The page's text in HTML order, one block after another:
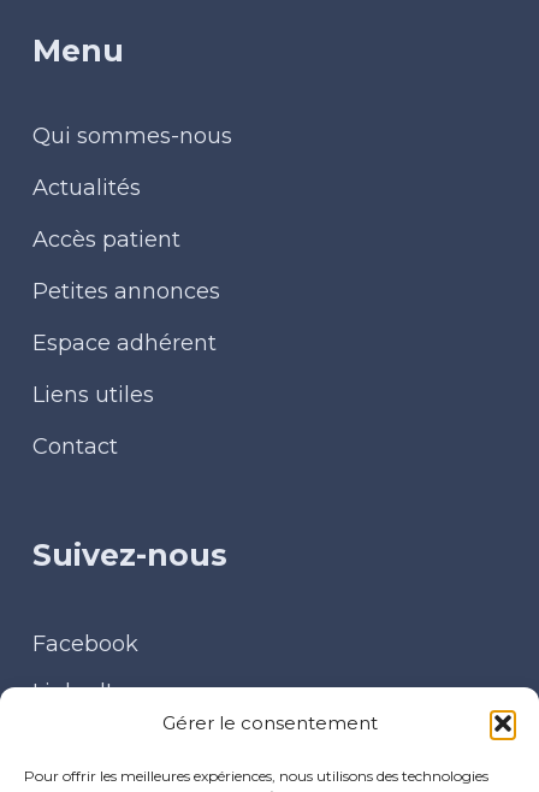
Gérer le consentement
Pour offrir les meilleures expériences, nous utilisons des technologies
Menu
Qui sommes-nous
Actualités
Accès patient
Petites annonces
Espace adhérent
Liens utiles
Contact
Suivez-nous
Facebook
LinkedIn
Contact